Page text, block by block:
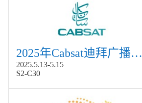
2025年Cabsat迪拜广播电视展
2025.5.13-5.15
S2-C30